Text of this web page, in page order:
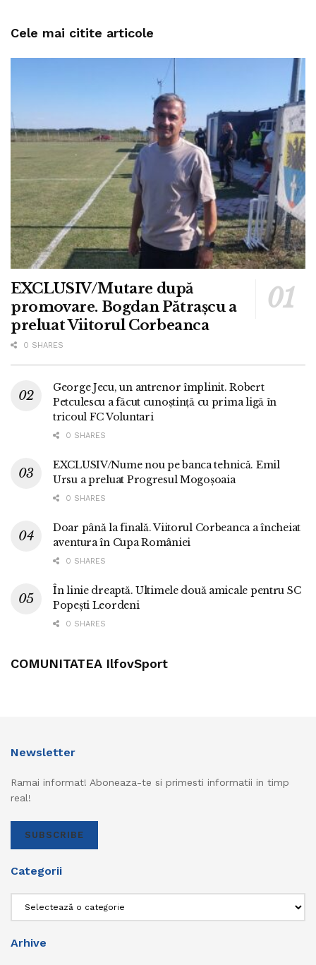
Cele mai citite articole
EXCLUSIV/Mutare după
promovare. Bogdan Pătrașcu a
preluat Viitorul Corbeanca
0 SHARES
George Jecu, un antrenor împlinit. Robert
Petculescu a făcut cunoștință cu prima ligă în
tricoul FC Voluntari
0 SHARES
EXCLUSIV/Nume nou pe banca tehnică. Emil
Ursu a preluat Progresul Mogoșoaia
0 SHARES
Doar până la finală. Viitorul Corbeanca a încheiat
aventura în Cupa României
0 SHARES
În linie dreaptă. Ultimele două amicale pentru SC
Popești Leordeni
0 SHARES
COMUNITATEA IlfovSport
Newsletter
Ramai informat! Aboneaza-te si primesti informatii in timp
real!
SUBSCRIBE
Categorii
Arhive